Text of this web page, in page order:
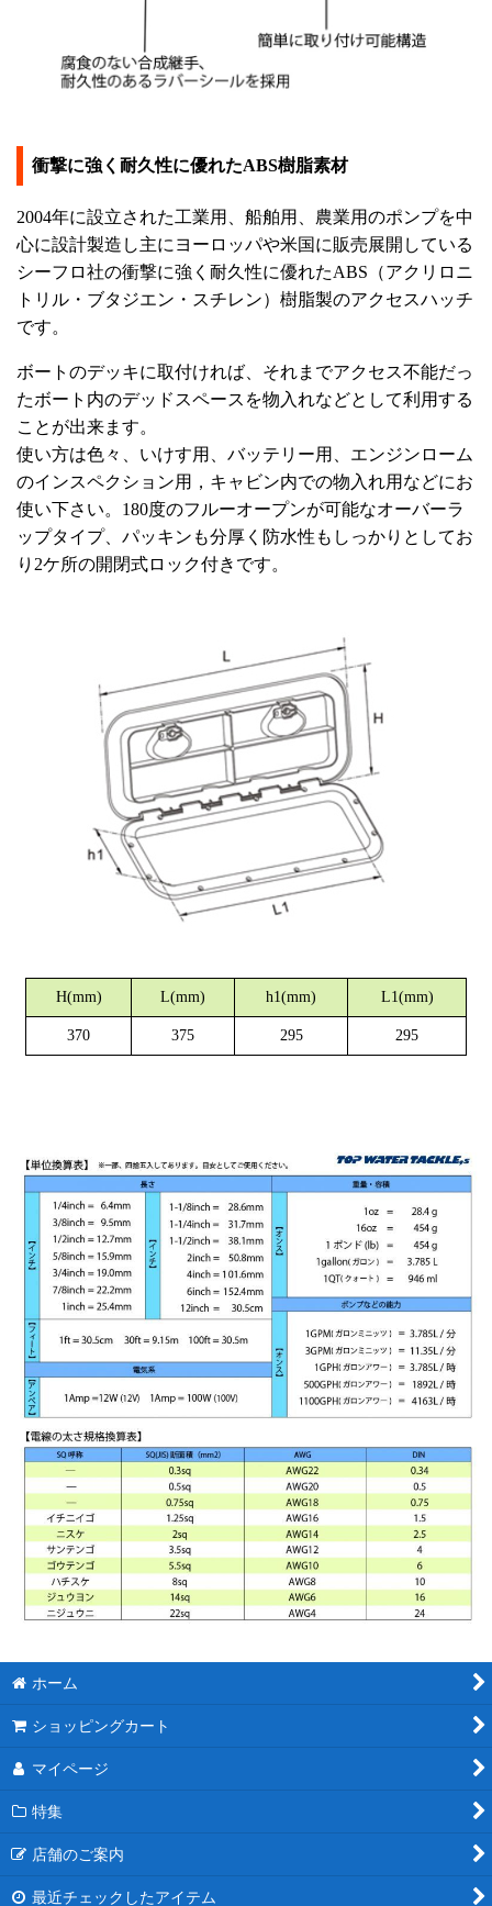
衝撃に強く耐久性に優れたABS樹脂素材
2004年に設立された工業用、船舶用、農業用のポンプを中
心に設計製造し主にヨーロッパや米国に販売展開している
シーフロ社の衝撃に強く耐久性に優れたABS（アクリロニ
トリル・ブタジエン・スチレン）樹脂製のアクセスハッチ
です。
ボートのデッキに取付ければ、それまでアクセス不能だっ
たボート内のデッドスペースを物入れなどとして利用する
ことが出来ます。
使い方は色々、いけす用、バッテリー用、エンジンローム
のインスペクション用，キャビン内での物入れ用などにお
使い下さい。180度のフルーオープンが可能なオーバーラ
ップタイプ、パッキンも分厚く防水性もしっかりとしてお
り2ケ所の開閉式ロック付きです。
H(mm) L(mm) h1(mm) L1(mm)
370 375 295 295
ホーム
ショッピングカート
マイページ
特集
店舗のご案内
最近チェックしたアイテム